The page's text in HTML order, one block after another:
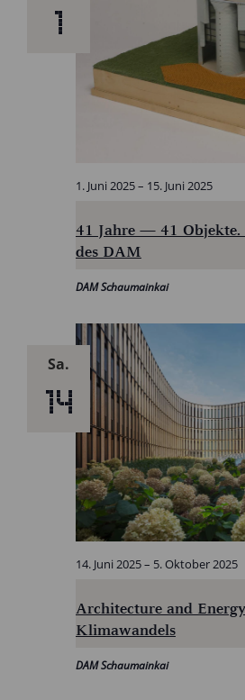
1
41 Jahre — 41
des DAM
1. Juni 2025– 15. Juni 2025
DAM Schaumainkai
Sa.
14
Architecture and
Klimawandels
14. Juni 2025– 5. Oktober 2025
DAM Schaumainkai